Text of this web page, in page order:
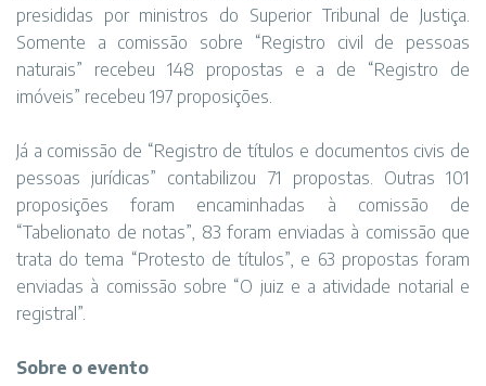
presididas por ministros do Superior Tribunal de Justiça.
Somente a comissão sobre “Registro civil de pessoas
naturais” recebeu 148 propostas e a de “Registro de
imóveis” recebeu 197 proposições.
Já a comissão de “Registro de títulos e documentos civis de
pessoas jurídicas” contabilizou 71 propostas. Outras 101
proposições foram encaminhadas à comissão de
“Tabelionato de notas”, 83 foram enviadas à comissão que
trata do tema “Protesto de títulos”, e 63 propostas foram
enviadas à comissão sobre “O juiz e a atividade notarial e
registral”.
Sobre o evento